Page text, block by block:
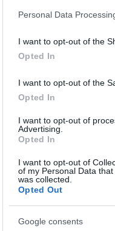
Personal Data
I want to opt-out of the
Opted In
I want to opt-out of the
Opted In
I want to opt-out of
Advertising.
Opted In
I want to opt-out of
of my Personal Data
was collected.
Opted Out
Google consents